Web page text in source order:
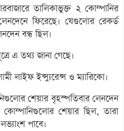
তালিকাভুক্ত ২ কোম্পানির
ফিরেছে। যেগুলোর রেকর্ড
বন্ধ ছিল।
এ তথ্য জানা গেছে।
লাইফ ইন্স্যুরেন্স ও ম্যারিকো।
শেয়ার বৃহস্পতিবার লেনদেন
শেয়ার ছিল, তারা
পাবে।